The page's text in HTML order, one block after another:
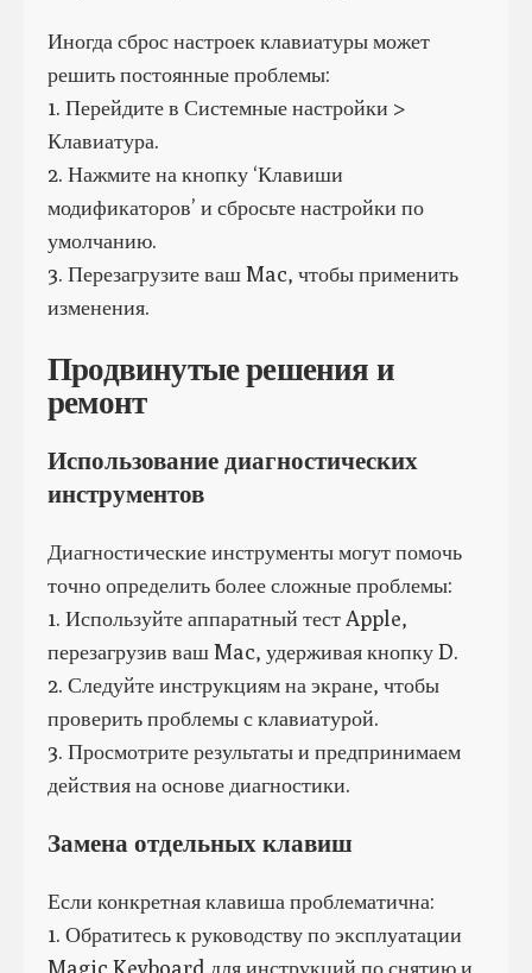
Иногда сброс настроек клавиатуры может
решить постоянные проблемы:
1. Перейдите в Системные настройки >
Клавиатура.
2. Нажмите на кнопку ‘Клавиши
модификаторов’ и сбросьте настройки по
умолчанию.
3. Перезагрузите ваш Mac, чтобы применить
изменения.
Продвинутые решения и
ремонт
Использование диагностических
инструментов
Диагностические инструменты могут помочь
точно определить более сложные проблемы:
1. Используйте аппаратный тест Apple,
перезагрузив ваш Mac, удерживая кнопку D.
2. Следуйте инструкциям на экране, чтобы
проверить проблемы с клавиатурой.
3. Просмотрите результаты и предпринимаем
действия на основе диагностики.
Замена отдельных клавиш
Если конкретная клавиша проблематична:
1. Обратитесь к руководству по эксплуатации
Magic Keyboard для инструкций по снятию и